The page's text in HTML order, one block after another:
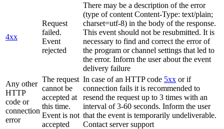
4xx
Request
failed.
Event
rejected
There may be a description of the error
(type of content Content-Type: text/plain;
charset=utf-8) in the body of the response.
This event should not be resubmitted. It is
necessary to find and correct the error of
the program or channel settings that led to
the error. Inform the user about the event
delivery failure
Any other
HTTP
code or
connection
error
The request
cannot be
accepted at
this time.
Event is not
accepted
In case of an HTTP code 5xx or if
connection fails it is recommended to
resend the request up to 3 times with an
interval of 3-60 seconds. Inform the user
that the event is temporarily undeliverable.
Contact server support